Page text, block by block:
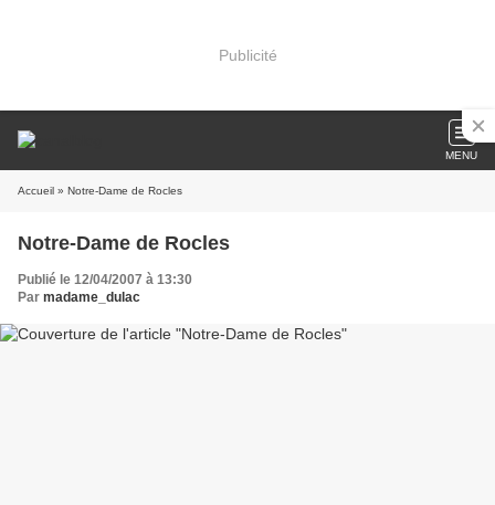
Publicité
MENU
Accueil » Notre-Dame de Rocles
Notre-Dame de Rocles
Publié le 12/04/2007 à 13:30
Par madame_dulac